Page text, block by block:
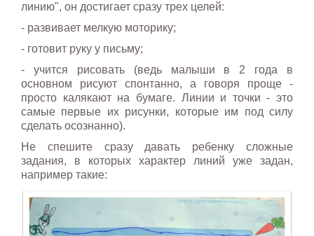
линию", он достигает сразу трех целей:
- развивает мелкую моторику;
- готовит руку у письму;
- учится рисовать (ведь малыши в 2 года в
основном рисуют спонтанно, а говоря проще -
просто калякают на бумаге. Линии и точки - это
самые первые их рисунки, которые им под силу
сделать осознанно).
Не спешите сразу давать ребенку сложные
задания, в которых характер линий уже задан,
например такие: